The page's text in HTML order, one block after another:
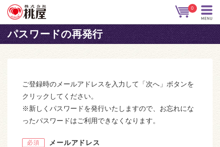
0
パスワードの再発行
ご登録時のメールアドレスを入力して「次へ」ボタンを
クリックしてください。
※新しくパスワードを発行いたしますので、お忘れにな
ったパスワードはご利用できなくなります。
メールアドレス
必須